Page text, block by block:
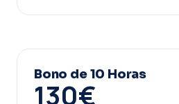
Bono de 10 Horas
130€